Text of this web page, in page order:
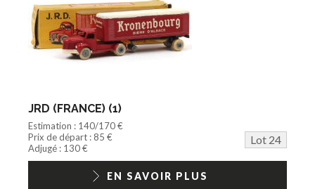
JRD (FRANCE) (1)
Estimation : 140/170 €
Prix de départ : 85 €
Lot 24
Adjugé : 130 €
EN SAVOIR PLUS